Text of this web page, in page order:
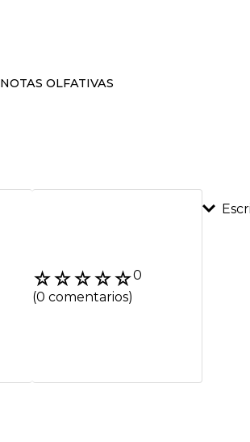
NOTAS OLFATIVAS
☆☆☆☆☆0
(0 comentarios)